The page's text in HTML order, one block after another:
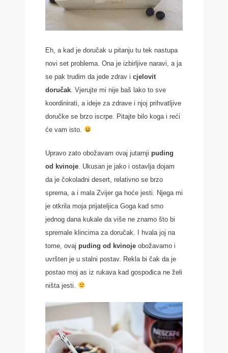
Eh, a kad je doručak u pitanju tu tek nastupa
novi set problema. Ona je izbirljive naravi, a ja
se pak trudim da jede zdrav i cjelovit
doručak. Vjerujte mi nije baš lako to sve
koordinirati, a ideje za zdrave i njoj prihvatljive
doručke se brzo iscrpe. Pitajte bilo koga i reći
će vam isto.
Upravo zato obožavam ovaj jutarnji puding
od kvinoje . Ukusan je jako i ostavlja dojam
da je čokoladni desert, relativno se brzo
sprema, a i mala Zvijer ga hoće jesti. Njega mi
je otkrila moja prijateljica Goga kad smo
jednog dana kukale da više ne znamo što bi
spremale klincima za doručak. I hvala joj na
tome, ovaj puding od kvinoje obožavamo i
uvršten je u stalni postav. Rekla bi čak da je
postao moj as iz rukava kad gospođica ne želi
ništa jesti.